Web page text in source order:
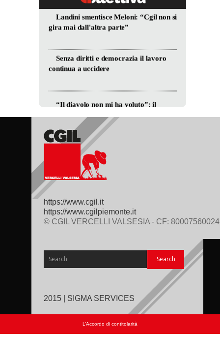
https://www.cgil.it
https://www.cgilpiemonte.it
© CGIL VERCELLI VALSESIA - CF: 80007560024
2015 | SIGMA SERVICES
L’Accordo di contitolarità